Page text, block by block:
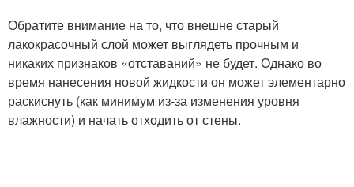
Обратите внимание на то, что внешне старый
лакокрасочный слой может выглядеть прочным и
никаких признаков «отставаний» не будет. Однако во
время нанесения новой жидкости он может элементарно
раскиснуть (как минимум из-за изменения уровня
влажности) и начать отходить от стены.